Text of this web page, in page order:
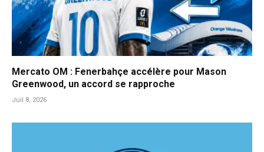
Mercato OM : Fenerbahçe accélère pour Mason
Greenwood, un accord se rapproche
Juil 8, 2026